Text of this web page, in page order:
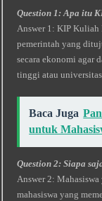
Question 1: Apa itu
Answer 1: KIP Kuliah
pemerintah yang
secara ekonomi agar
tinggi atau
Baca Juga
untuk
Question 2: Siapa
Answer 2:
mahasiswa yang